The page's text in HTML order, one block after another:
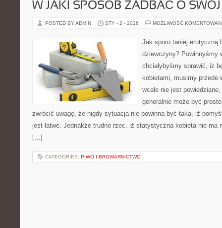
W JAKI SPOSÓB ZADBAĆ O
POSTED BY ADMIN STY - 2 - 2026 MOŻLIWOŚĆ
Jak sporo taniej erotyczną
dziewczyny? Powinnyśmy
chciałybyśmy sprawić, iż
kobietami, musimy
wcale nie jest
generalnie może być
zwrócić uwagę, że nigdy sytuacja nie powinna być taka, iż
jest łatwe. Jednakże trudno rzec, iż statystyczna kobieta nie ma
[…]
CATEGORIES: PIWO I BROWARNICTWO